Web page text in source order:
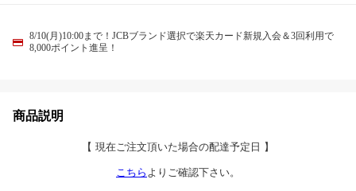
8/10(月)10:00まで！JCBブランド選択で楽天カード新規入会＆3回利用で
8,000ポイント進呈！
商品説明
【 現在ご注文頂いた場合の配達予定日 】
こちら よりご確認下さい。